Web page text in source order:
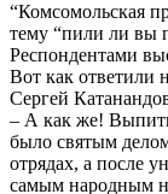
“Комсомольская
тему “пили ли вы
Респондентами
Вот как ответили
Сергей
– А как же!
было святым
отрядах, а после
самым народным